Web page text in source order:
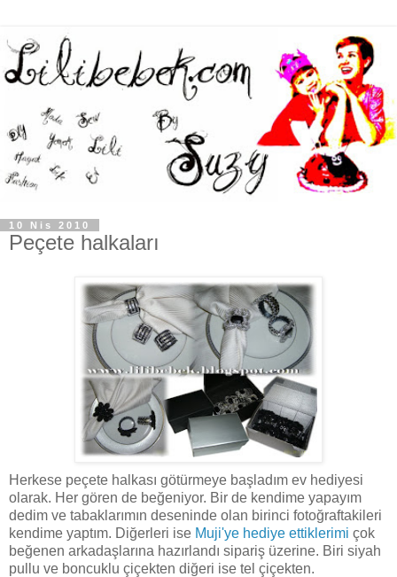
10 Nis 2010
Peçete halkaları
Herkese peçete halkası götürmeye başladım ev hediyesi
olarak. Her gören de beğeniyor. Bir de kendime yapayım
dedim ve tabaklarımın deseninde olan birinci fotoğraftakileri
kendime yaptım. Diğerleri ise Muji'ye hediye ettiklerimi çok
beğenen arkadaşlarına hazırlandı sipariş üzerine. Biri siyah
pullu ve boncuklu çiçekten diğeri ise tel çiçekten.